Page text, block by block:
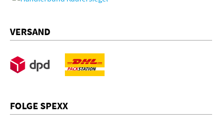
VERSAND
FOLGE SPEXX